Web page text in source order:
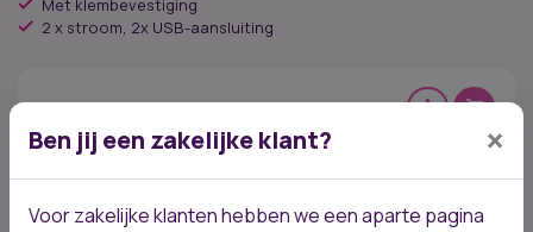
Met klembevestiging
2 x stroom, 2x USB-aansluiting
Ben jij een zakelijke klant? ×
Voor zakelijke klanten hebben we een aparte pagina